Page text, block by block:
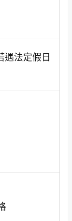
遇法定假日